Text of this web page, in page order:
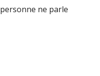
ne parle